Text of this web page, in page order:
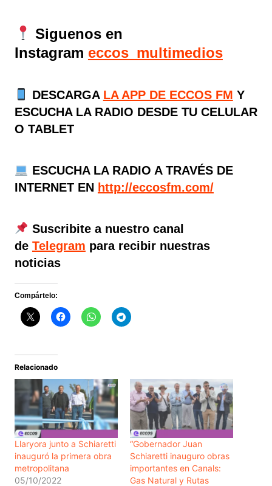
Siguenos en
Instagram eccos_multimedios
DESCARGA LA APP DE ECCOS FM Y
ESCUCHA LA RADIO DESDE TU CELULAR
O TABLET
ESCUCHA LA RADIO A TRAVÉS DE
INTERNET EN http://eccosfm.com/
Suscribite a nuestro canal
de Telegram para recibir nuestras
noticias
Compártelo:
Relacionado
Llaryora junto a Schiaretti
inauguró la primera obra
metropolitana
05/10/2022
“Gobernador Juan
Schiaretti inauguro obras
importantes en Canals:
Gas Natural y Rutas